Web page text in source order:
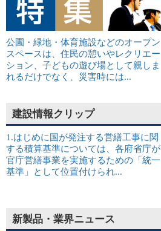
公園・緑地・体育施設などのオープン
スペースは、住民の憩いやレクリエー
ション、子どもの遊び場として親しま
れるだけでなく、災害時には...
建設情報クリップ
1.はじめに国が発注する営繕工事に関
する積算基準については、各府省庁が
官庁営繕事業を実施するための「統一
基準」として位置付けられ...
新製品・業界ニュース